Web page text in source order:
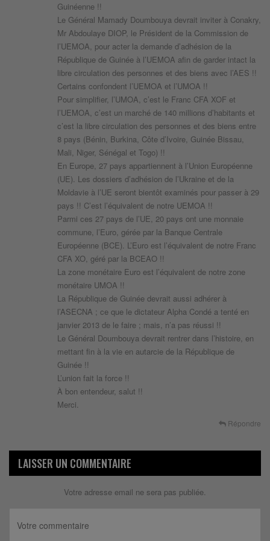
Guinéenne !!
Le Général Mamady Doumbouya devrait inviter à Conakry,
Mr Abdoulaye DIOP, le Président de la Commission de
l’UEMOA, pour acter la demande d’adhésion de la
République de Guinée à l’UEMOA afin de garder intact la
libre circulation des personnes et des biens avec l’AES !!
Certains confondent l’UEMOA et l’UMOA !!
Pour simplifier, l’UMOA, c’est le Franc CFA XOF et
l’UEMOA, c’est un marché de 140 millions d’habitants et
c’est la libre circulation des personnes et des biens entre
8 pays (Bénin, Burkina, Côte d’Ivoire, Guinée Bissau,
Mali, Niger, Sénégal et Togo) !!
En Europe, 27 pays appartiennent à l’Union Européenne
(UE). Les dossiers d’adhésion de l’Ukraine et de la
Moldavie à l’UE seront bientôt examinés pour passer à 29
pays !! C’est l’équivalent de notre UEMOA !!
Parmi ces 27 pays de l’UE, 20 pays ont une monnaie
commune, l’Euro, gérée par la Banque Centrale
Européenne (BCE). L’Euro est l’équivalent de notre Franc
CFA XO, géré par la BCEAO !!
La zone monétaire Euro est l’équivalent de notre zone
monétaire UMOA !!
La République de Guinée devrait aussi adhérer à
l’ASECNA ; ce que le dictateur Alpha Condé a tenté en
janvier 2013 de le faire ; mais, n’a pas réussi !!
Le Général Doumbouya devrait rentrer dans l’histoire, en
mettant fin à la vie en autarcie de la République de
Guinée !!
L’union fait la force !!
À bon entendeur, salut !!
Merci.
Répondre
LAISSER UN COMMENTAIRE
Votre adresse email ne sera pas publiée.